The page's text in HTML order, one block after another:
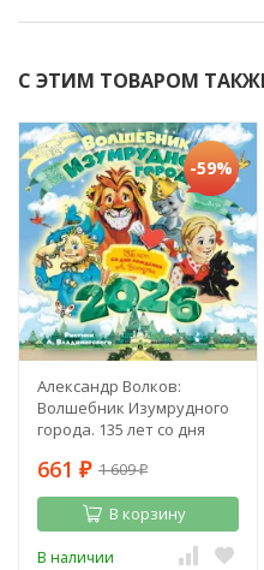
С ЭТИМ ТОВАРОМ
-59%
Александр Волков:
Волшебник Изумрудного
города. 135 лет со дня
661 ₽ 1 609₽
В корзину
В наличии